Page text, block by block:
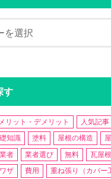
す
メリット・デメリット 人気記事
知識 塗料 屋根の構造
者 業者選び 無料 瓦屋根
ザ 費用 重ね張り（カバー